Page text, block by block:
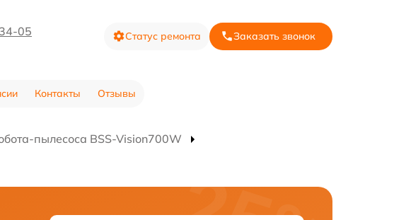
05 Статус ремонта Заказать звонок
Контакты Отзывы
пылесоса BSS-Vision700W